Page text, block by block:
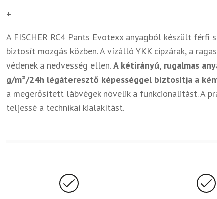
+
A FISCHER RC4 Pants Evotexx anyagból készült
biztosít mozgás közben. A vízálló YKK cipzárak, a
védenek a nedvesség ellen.A kétirányú, rugalmas
g/m²/24h légáteresztő képességgel biztosítja a
a megerősített lábvégek növelik a funkcionalitást. A
teljessé a technikai kialakítást.